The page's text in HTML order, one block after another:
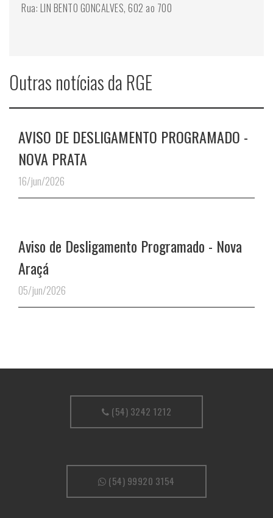
Rua: LIN BENTO GONCALVES, 602 ao 700
Outras notícias da RGE
AVISO DE DESLIGAMENTO PROGRAMADO -
NOVA PRATA
16/jun/2026
Aviso de Desligamento Programado - Nova
Araçá
05/jun/2026
(54) 3242 1212
(54) 99920 3154